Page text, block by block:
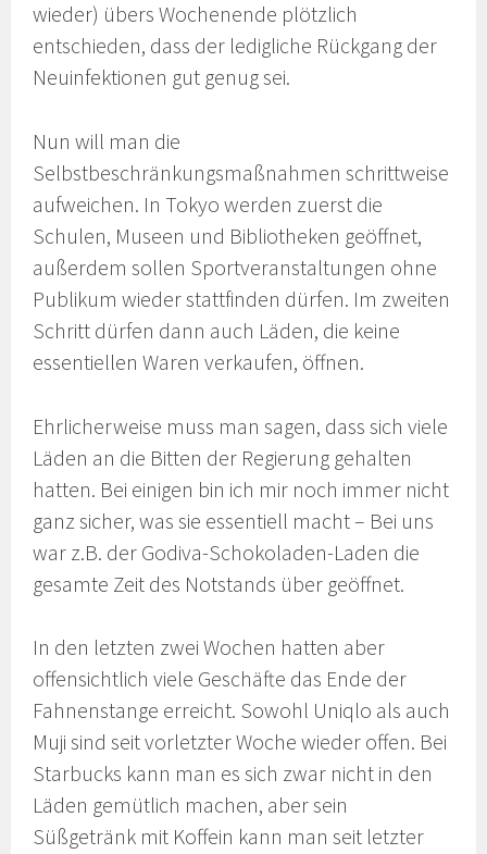
wieder) übers Wochenende plötzlich
entschieden, dass der ledigliche Rückgang der
Neuinfektionen gut genug sei.
Nun will man die
Selbstbeschränkungsmaßnahmen schrittweise
aufweichen. In Tokyo werden zuerst die
Schulen, Museen und Bibliotheken geöffnet,
außerdem sollen Sportveranstaltungen ohne
Publikum wieder stattfinden dürfen. Im zweiten
Schritt dürfen dann auch Läden, die keine
essentiellen Waren verkaufen, öffnen.
Ehrlicherweise muss man sagen, dass sich viele
Läden an die Bitten der Regierung gehalten
hatten. Bei einigen bin ich mir noch immer nicht
ganz sicher, was sie essentiell macht – Bei uns
war z.B. der Godiva-Schokoladen-Laden die
gesamte Zeit des Notstands über geöffnet.
In den letzten zwei Wochen hatten aber
offensichtlich viele Geschäfte das Ende der
Fahnenstange erreicht. Sowohl Uniqlo als auch
Muji sind seit vorletzter Woche wieder offen. Bei
Starbucks kann man es sich zwar nicht in den
Läden gemütlich machen, aber sein
Süßgetränk mit Koffein kann man seit letzter